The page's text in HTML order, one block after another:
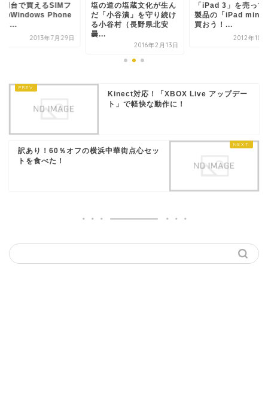
円台で買えるSIMフ
のWindows Phone
マ...
2013年7月29日
塩の道の塩蔵文化が生ん
だ「小谷漬」を守り続け
る小谷村（長野県北安
曇...
2016年2月13日
「iPad 3」を売って
製品の「iPad mini
買おう！...
2012年10
Kinect対応！「XBOX Live アップデー
ト」で軽快な動作に！
訳あり！60％オフの横浜中華街点心セッ
トを食べた！